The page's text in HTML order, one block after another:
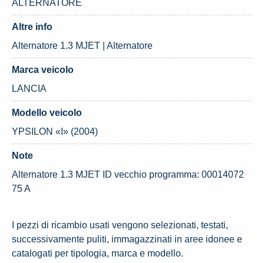
ALTERNATORE
Altre info
Alternatore 1.3 MJET | Alternatore
Marca veicolo
LANCIA
Modello veicolo
YPSILON «I» (2004)
Note
Alternatore 1.3 MJET ID vecchio programma: 00014072
75 A
I pezzi di ricambio usati vengono selezionati, testati,
successivamente puliti, immagazzinati in aree idonee e
catalogati per tipologia, marca e modello.